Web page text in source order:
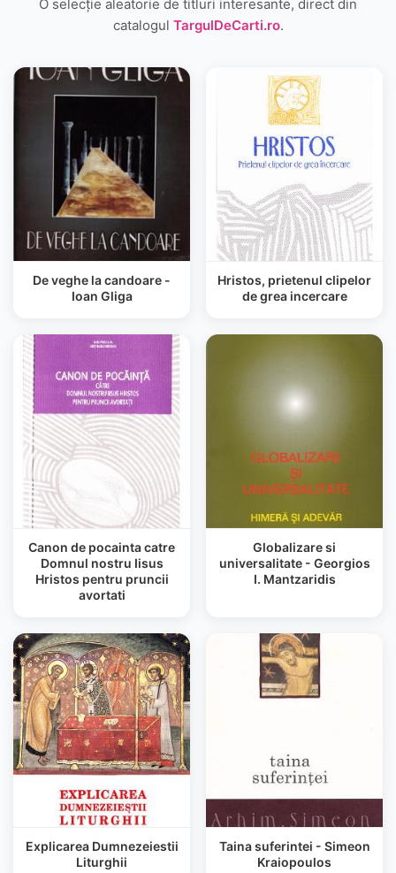
O selecție aleatorie de titluri interesante, direct din
catalogul TargulDeCarti.ro.
De veghe la candoare -
Ioan Gliga
Hristos, prietenul clipelor
de grea incercare
Canon de pocainta catre
Domnul nostru Iisus
Hristos pentru pruncii
avortati
Globalizare si
universalitate - Georgios
I. Mantzaridis
Explicarea Dumnezeiestii
Liturghii
Taina suferintei - Simeon
Kraiopoulos